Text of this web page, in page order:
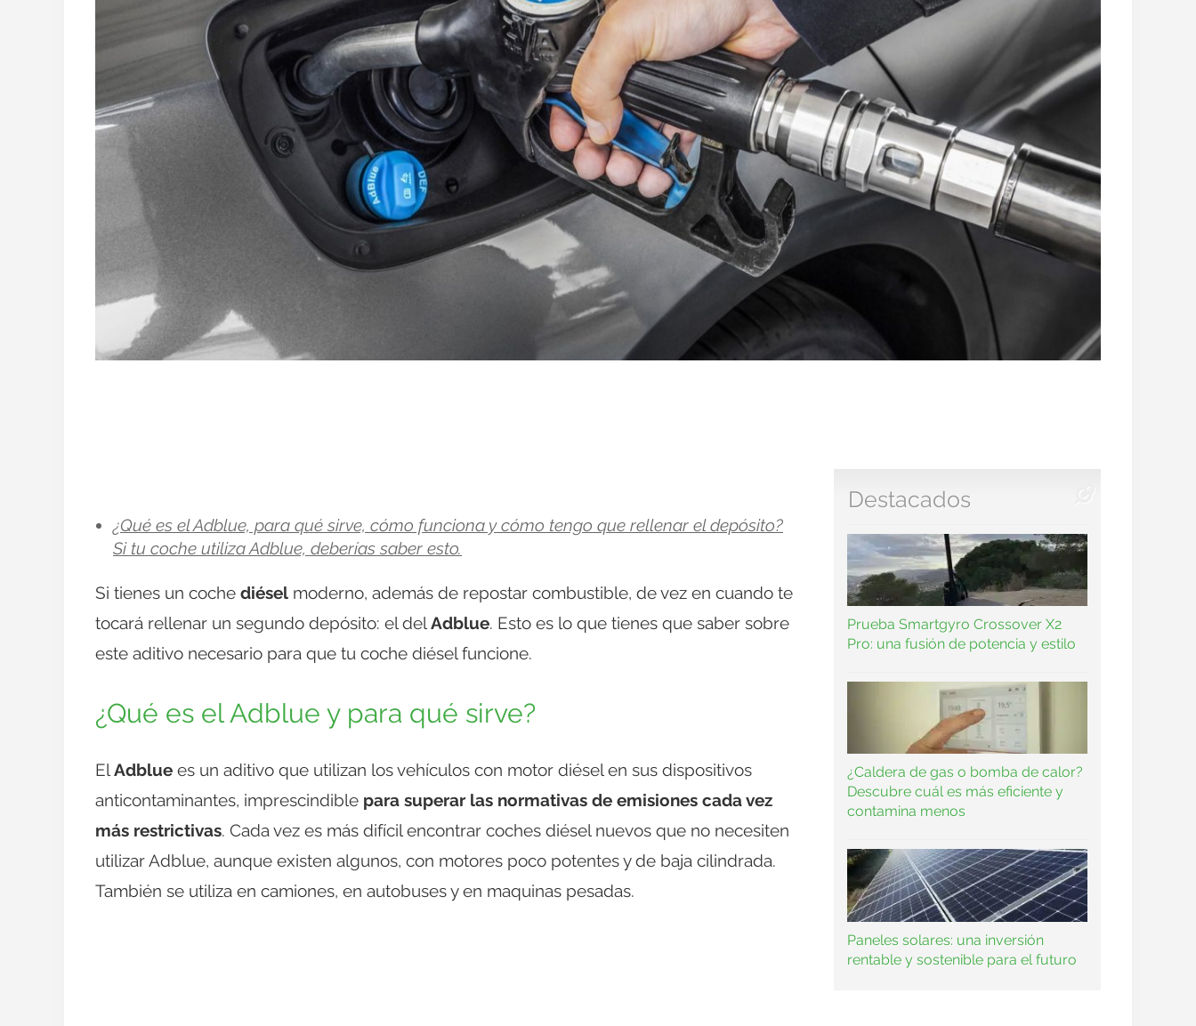
¿Qué es el Adblue, para qué sirve, cómo funciona y cómo tengo que rellenar el depósito?
Si tu coche utiliza Adblue, deberías saber esto.
Si tienes un coche diésel moderno, además de repostar combustible, de vez en cuando te
tocará rellenar un segundo depósito: el delAdblue. Esto es lo que tienes que saber sobre
este aditivo necesario para que tu coche diésel funcione.
¿Qué es el Adblue y para qué sirve?
ElAdblue es un aditivo que utilizan los vehículos con motor diésel en sus dispositivos
anticontaminantes, imprescindible para superar las normativas de emisiones cada vez
más restrictivas. Cada vez es más difícil encontrar coches diésel nuevos que no necesiten
utilizar Adblue, aunque existen algunos, con motores poco potentes y de baja cilindrada.
También se utiliza en camiones, en autobuses y en maquinas pesadas.
Destacados
Prueba Smartgyro Crossover X2
Pro: una fusión de potencia y estilo
¿Caldera de gas o bomba de calor?
Descubre cuál es más eficiente y
contamina menos
Paneles solares: una inversión
rentable y sostenible para el futuro